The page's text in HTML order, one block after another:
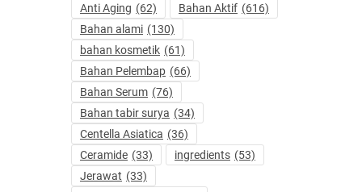
Anti Aging (62) Bahan Aktif (616)
Bahan alami (130)
bahan kosmetik (61)
Bahan Pelembap (66)
Bahan Serum (76)
Bahan tabir surya (34)
Centella Asiatica (36)
Ceramide (33) ingredients (53)
Jerawat (33)